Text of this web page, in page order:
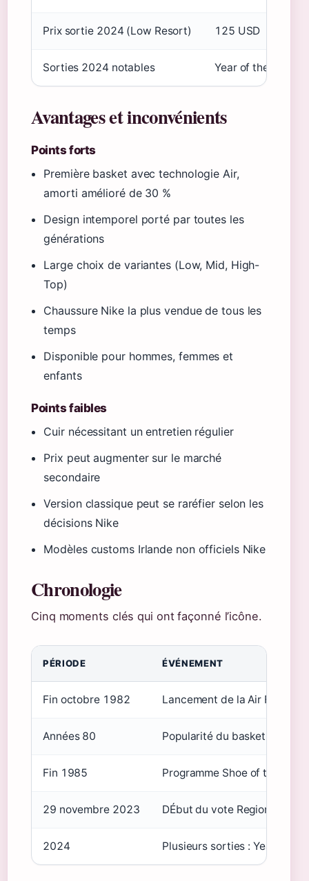
Prix sortie 2024 (Low Resort) 125 USD
Sorties 2024 notables Year of the
Avantages et inconvénients
Points forts
Première basket avec technologie Air,
amorti amélioré de 30 %
Design intemporel porté par toutes les
générations
Large choix de variantes (Low, Mid, High-
Top)
Chaussure Nike la plus vendue de tous les
temps
Disponible pour hommes, femmes et
enfants
Points faibles
Cuir nécessitant un entretien régulier
Prix peut augmenter sur le marché
secondaire
Version classique peut se raréfier selon les
décisions Nike
Modèles customs Irlande non officiels Nike
Chronologie
Cinq moments clés qui ont façonné l’icône.
PÉRIODE ÉVÉNEMENT
Fin octobre 1982 Lancement de la Air Force 1
Années 80 Popularité du basket et du
Fin 1985 Programme Shoe of the
29 novembre 2023 DÉbut du vote Regional
2024 Plusieurs sorties : Year of